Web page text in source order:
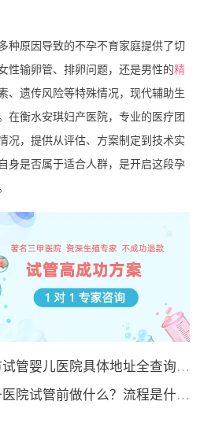
种原因导致的不孕不育家庭提供了切
性输卵管、排卵问题，还是男性的精
、遗传风险等特殊情况，现代辅助生
在衡水安琪妇产医院，专业的医疗团
况，提供从评估、方案制定到技术实
身是否属于适合人群，是开启这段孕
管婴儿医院具体地址全查询，
院试管前做什么？流程是什